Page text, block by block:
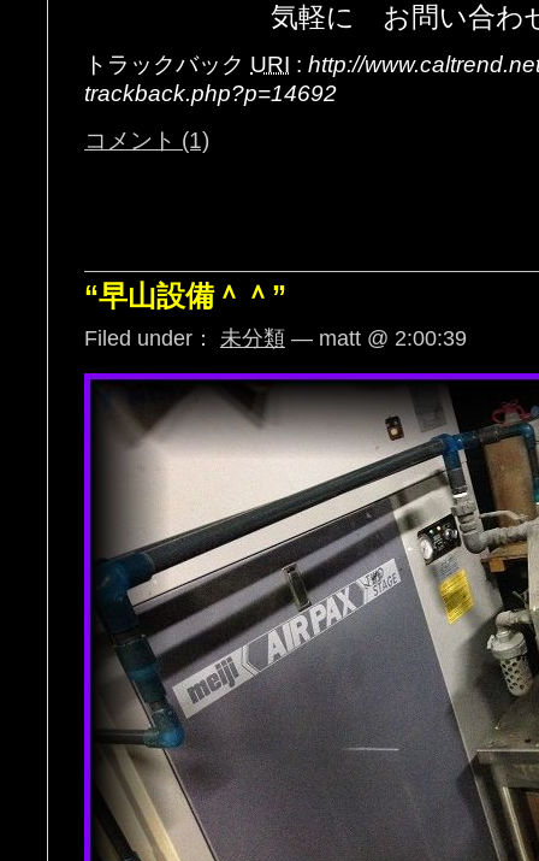
気軽に お問い合わ
トラックバック URI : http://
trackback.php?p=14692
コメント (1)
“早山設備＾＾”
Filed under： 未分類 — matt @ 2:00:39